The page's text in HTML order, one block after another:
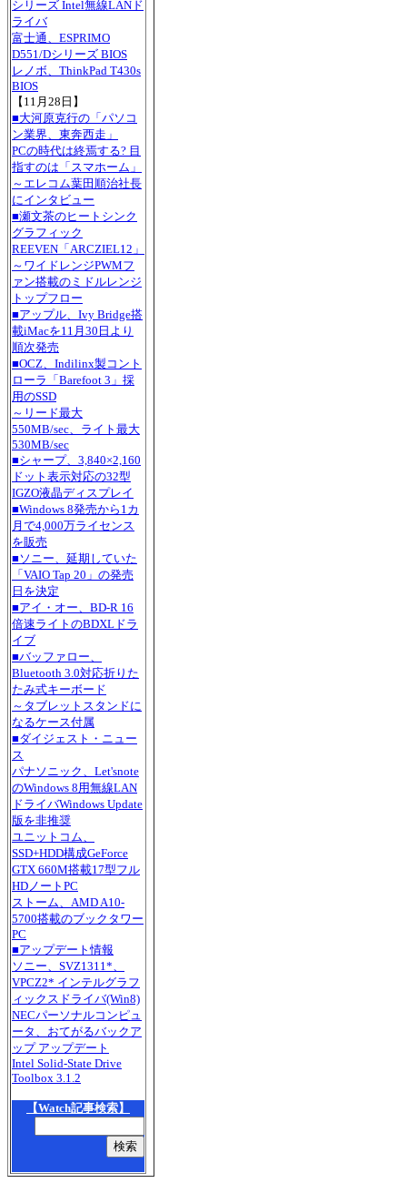
シリーズ Intel無線LANド
ライバ
富士通、ESPRIMO
D551/Dシリーズ BIOS
レノボ、ThinkPad T430s
BIOS
【11月28日】
■大河原克行の「パソコ
ン業界、東奔西走」
PCの時代は終焉する? 目
指すのは「スマホーム」
～エレコム葉田順治社長
にインタビュー
■瀬文茶のヒートシンク
グラフィック
REEVEN「ARCZIEL12」
～ワイドレンジPWMフ
ァン搭載のミドルレンジ
トップフロー
■アップル、Ivy Bridge搭
載iMacを11月30日より
順次発売
■OCZ、Indilinx製コント
ローラ「Barefoot 3」採
用のSSD
～リード最大
550MB/sec、ライト最大
530MB/sec
■シャープ、3,840×2,160
ドット表示対応の32型
IGZO液晶ディスプレイ
■Windows 8発売から1カ
月で4,000万ライセンス
を販売
■ソニー、延期していた
「VAIO Tap 20」の発売
日を決定
■アイ・オー、BD-R 16
倍速ライトのBDXLドラ
イブ
■バッファロー、
Bluetooth 3.0対応折りた
たみ式キーボード
～タブレットスタンドに
なるケース付属
■ダイジェスト・ニュー
ス
パナソニック、Let'snote
のWindows 8用無線LAN
ドライバWindows Update
版を非推奨
ユニットコム、
SSD+HDD構成GeForce
GTX 660M搭載17型フル
HDノートPC
ストーム、AMD A10-
5700搭載のブックタワー
PC
■アップデート情報
ソニー、SVZ1311*、
VPCZ2* インテルグラフ
ィックスドライバ(Win8)
NECパーソナルコンピュ
ータ、おてがるバックア
ップ アップデート
Intel Solid-State Drive
Toolbox 3.1.2
【Watch記事検索】